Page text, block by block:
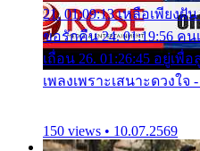
21. 01:09:13 เหลือเพียงฝัน
ขอรักคืน 24. 01:19:56 คน
เถื่อน 26. 01:26:45 อยู่เพื่อ
เพลงเพราะเสนาะดวงใจ
150 views • 10.07.2569